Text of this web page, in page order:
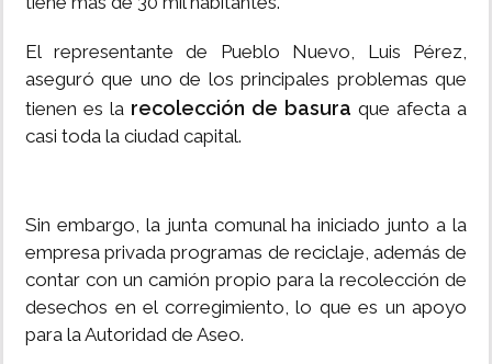
El representante de Pueblo Nuevo, Luis Pérez,
aseguró que uno de los principales problemas que
tienen es la recolección de basura que afecta a
casi toda la ciudad capital.
Sin embargo, la junta comunal ha iniciado junto a la
empresa privada programas de reciclaje, además de
contar con un camión propio para la recolección de
desechos en el corregimiento, lo que es un apoyo
para la Autoridad de Aseo.